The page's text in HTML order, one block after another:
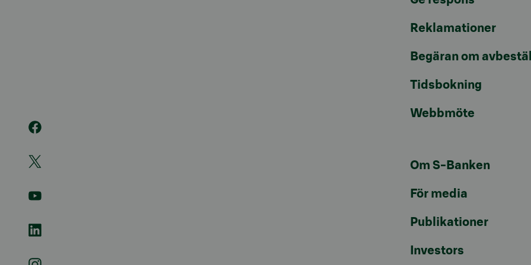
Reklamationer
Begäran om
Tidsbokning
Webbmöte
Om S-Banken
För media
Publikationer
Investors